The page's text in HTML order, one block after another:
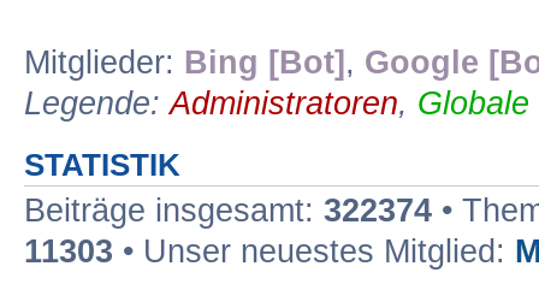
Mitglieder: Bing [Bot] , Google
Legende:Administratoren,
STATISTIK
Beiträge insgesamt: 322374 •
11303 • Unser neuestes Mitglied: